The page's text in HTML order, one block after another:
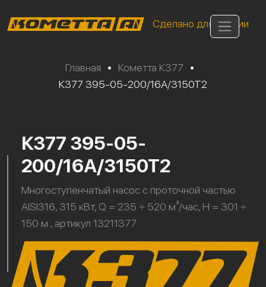
Сделано для России
Главная • Кометта К377
•
К377 395-05-200/16А/3150Т2
К377 395-05-
200/16А/3150Т2
Многоступенчатый насос с проточной частью
AISI316, 315 кВт, Q = 235 ÷ 520 м³/час, H = 301 ÷
150 м., артикул 13211377